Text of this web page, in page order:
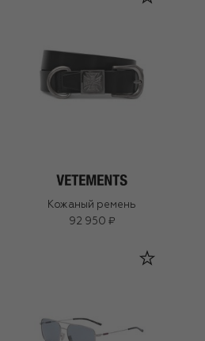
Кожаный ремень
92 950 ₽